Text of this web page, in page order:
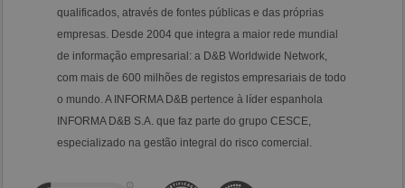
qualificados, através de fontes públicas e das próprias
empresas. Desde 2004 que integra a maior rede mundial
de informação empresarial: a D&B Worldwide Network,
com mais de 600 milhões de registos empresariais de todo
o mundo. A INFORMA D&B pertence à líder espanhola
INFORMA D&B S.A. que faz parte do grupo CESCE,
especializado na gestão integral do risco comercial.